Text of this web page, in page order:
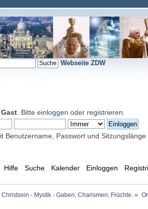
Webseite ZDW
Gast . Bitte einloggen oder registrieren
Benutzername, Passwort und Sitzungslänge
Hilfe Suche Kalender Einloggen
Christsein - Mystik - Gaben, Charismen, Früchte. »